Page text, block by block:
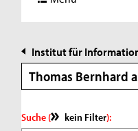
Institut für
Thomas Bernhard
Suche ( kein Filter):